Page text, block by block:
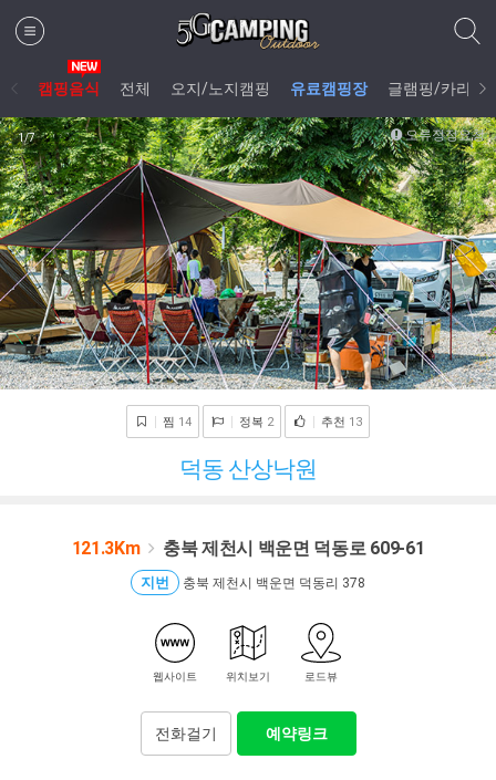
캠핑음식 전체 오지/노지캠핑 유료캠핑장 글램핑/카라반
1/7 오류정정요청
찜 14 정복 2 추천 13
덕동 산상낙원
121.3Km 충북 제천시 백운면 덕동로 609-61
지번 충북 제천시 백운면 덕동리 378
웹사이트 위치보기 로드뷰
전화걸기 예약링크